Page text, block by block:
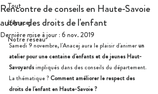
Tout
L'Anacej
Notre réseau
Rencontre de conseils en Haute-Savoie
autour des droits de l'enfant
Dernière mise à jour : 6 nov. 2019
Samedi 9 novembre, l'Anacej aura le plaisir d'animer un
atelier pour une centaine d'enfants et de jeunes Haut-
Savoyards impliqués dans des conseils du département.
La thématique ? Comment améliorer le respect des
droits de l'enfant en Haute-Savoie ?